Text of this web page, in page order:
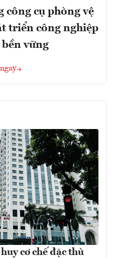
công cụ phòng vệ
triển công nghiệp
vững
cơ chế đặc thù